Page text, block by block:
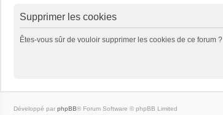
Supprimer les cookies
Êtes-vous sûr de vouloir supprimer les cookies de ce forum ?
Développé par phpBB® Forum Software © phpBB Limited